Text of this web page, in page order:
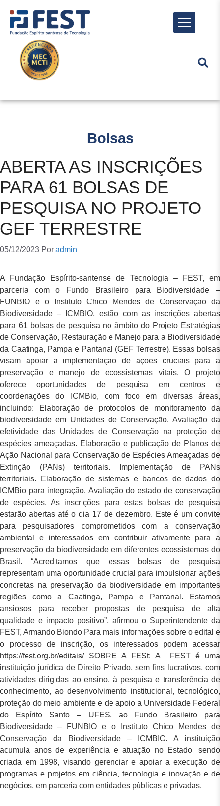
Menu
Bolsas
ABERTA AS INSCRIÇÕES
PARA 61 BOLSAS DE
PESQUISA NO PROJETO
GEF TERRESTRE
05/12/2023 Por admin
A Fundação Espírito-santense de Tecnologia – FEST, em
parceria com o Fundo Brasileiro para Biodiversidade –
FUNBIO e o Instituto Chico Mendes de Conservação da
Biodiversidade – ICMBIO, estão com as inscrições abertas
para 61 bolsas de pesquisa no âmbito do Projeto Estratégias
de Conservação, Restauração e Manejo para a Biodiversidade
da Caatinga, Pampa e Pantanal (GEF Terrestre). Essas bolsas
visam apoiar a implementação de ações cruciais para a
preservação e manejo de ecossistemas vitais. O projeto
oferece oportunidades de pesquisa em centros e
coordenações do ICMBio, com foco em diversas áreas,
incluindo: Elaboração de protocolos de monitoramento da
biodiversidade em Unidades de Conservação. Avaliação da
efetividade das Unidades de Conservação na proteção de
espécies ameaçadas. Elaboração e publicação de Planos de
Ação Nacional para Conservação de Espécies Ameaçadas de
Extinção (PANs) territoriais. Implementação de PANs
territoriais. Elaboração de sistemas e bancos de dados do
ICMBio para integração. Avaliação do estado de conservação
de espécies. As inscrições para estas bolsas de pesquisa
estarão abertas até o dia 17 de dezembro. Este é um convite
para pesquisadores comprometidos com a conservação
ambiental e interessados em contribuir ativamente para a
preservação da biodiversidade em diferentes ecossistemas do
Brasil. “Acreditamos que essas bolsas de pesquisa
representam uma oportunidade crucial para impulsionar ações
concretas na preservação da biodiversidade em importantes
regiões como a Caatinga, Pampa e Pantanal. Estamos
ansiosos para receber propostas de pesquisa de alta
qualidade e impacto positivo”, afirmou o Superintendente da
FEST, Armando Biondo Para mais informações sobre o edital e
o processo de inscrição, os interessados podem acessar
https://fest.org.br/editais/ SOBRE A FESt: A FEST é uma
instituição jurídica de Direito Privado, sem fins lucrativos, com
atividades dirigidas ao ensino, à pesquisa e transferência de
conhecimento, ao desenvolvimento institucional, tecnológico,
proteção do meio ambiente e de apoio a Universidade Federal
do Espírito Santo – UFES, ao Fundo Brasileiro para
Biodiversidade – FUNBIO e o Instituto Chico Mendes de
Conservação da Biodiversidade – ICMBIO. A instituição
acumula anos de experiência e atuação no Estado, sendo
criada em 1998, visando gerenciar e apoiar a execução de
programas e projetos em ciência, tecnologia e inovação e de
negócios, em parceria com entidades públicas e privadas.